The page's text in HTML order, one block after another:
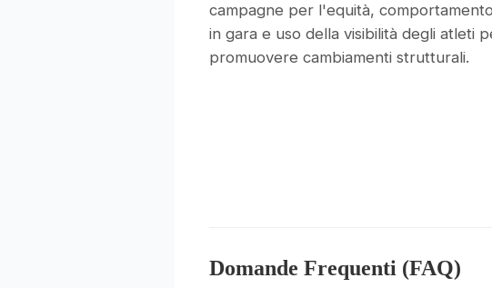
campagne per l'equità,
in gara e uso della visibilità degli atleti
promuovere cambiamenti strutturali.
Domande Frequenti (FAQ)